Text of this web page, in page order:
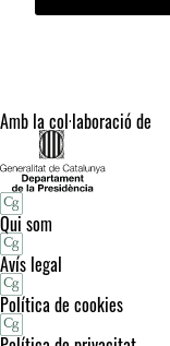
Amb la col·laboració de
Qui som
Avís legal
Política de cookies